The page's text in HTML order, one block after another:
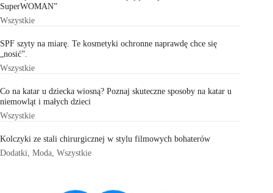
SuperWOMAN”
Wszystkie
SPF szyty na miarę. Te kosmetyki ochronne naprawdę chce się
„nosić”.
Wszystkie
Co na katar u dziecka wiosną? Poznaj skuteczne sposoby na katar u
niemowląt i małych dzieci
Wszystkie
Kolczyki ze stali chirurgicznej w stylu filmowych bohaterów
Dodatki Moda Wszystkie